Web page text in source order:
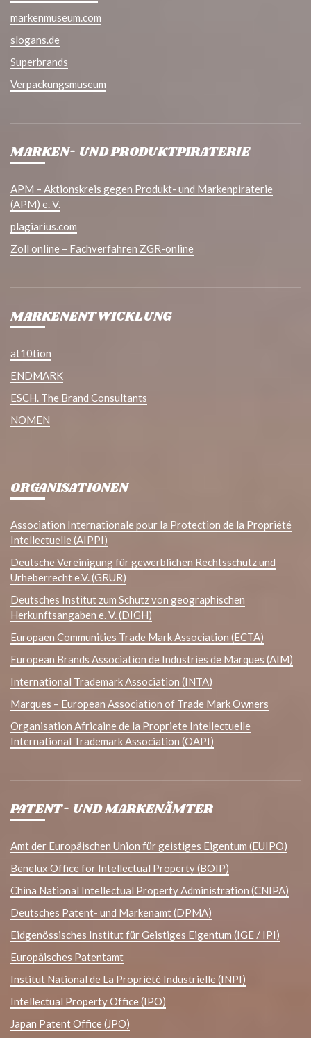
markenmuseum.com
slogans.de
Superbrands
Verpackungsmuseum
MARKEN- UND PRODUKTPIRATERIE
APM – Aktionskreis gegen Produkt- und Markenpiraterie
(APM) e. V.
plagiarius.com
Zoll online – Fachverfahren ZGR-online
MARKENENTWICKLUNG
at10tion
ENDMARK
ESCH. The Brand Consultants
NOMEN
ORGANISATIONEN
Association Internationale pour la Protection de la Propriété
Intellectuelle (AIPPI)
Deutsche Vereinigung für gewerblichen Rechtsschutz und
Urheberrecht e.V. (GRUR)
Deutsches Institut zum Schutz von geographischen
Herkunftsangaben e. V. (DIGH)
Europaen Communities Trade Mark Association (ECTA)
European Brands Association de Industries de Marques (AIM)
International Trademark Association (INTA)
Marques – European Association of Trade Mark Owners
Organisation Africaine de la Propriete Intellectuelle
International Trademark Association (OAPI)
PATENT- UND MARKENÄMTER
Amt der Europäischen Union für geistiges Eigentum (EUIPO)
Benelux Office for Intellectual Property (BOIP)
China National Intellectual Property Administration (CNIPA)
Deutsches Patent- und Markenamt (DPMA)
Eidgenössisches Institut für Geistiges Eigentum (IGE / IPI)
Europäisches Patentamt
Institut National de La Propriété Industrielle (INPI)
Intellectual Property Office (IPO)
Japan Patent Office (JPO)